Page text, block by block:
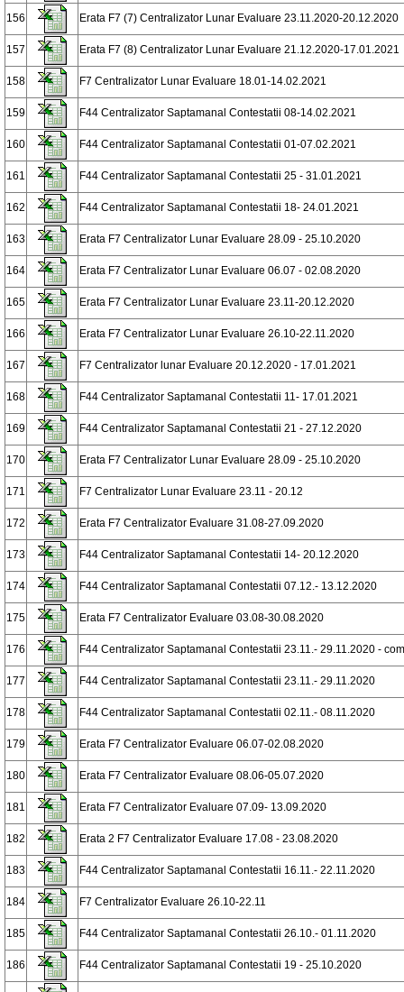
156 Erata F7 (7) Centralizator Lunar Evaluare 23.11.2020-20.12.2020
157 Erata F7 (8) Centralizator Lunar Evaluare 21.12.2020-17.01.2021
158 F7 Centralizator Lunar Evaluare 18.01-14.02.2021
159 F44 Centralizator Saptamanal Contestatii 08-14.02.2021
160 F44 Centralizator Saptamanal Contestatii 01-07.02.2021
161 F44 Centralizator Saptamanal Contestatii 25 - 31.01.2021
162 F44 Centralizator Saptamanal Contestatii 18- 24.01.2021
163 Erata F7 Centralizator Lunar Evaluare 28.09 - 25.10.2020
164 Erata F7 Centralizator Lunar Evaluare 06.07 - 02.08.2020
165 Erata F7 Centralizator Lunar Evaluare 23.11-20.12.2020
166 Erata F7 Centralizator Lunar Evaluare 26.10-22.11.2020
167 F7 Centralizator lunar Evaluare 20.12.2020 - 17.01.2021
168 F44 Centralizator Saptamanal Contestatii 11- 17.01.2021
169 F44 Centralizator Saptamanal Contestatii 21 - 27.12.2020
170 Erata F7 Centralizator Lunar Evaluare 28.09 - 25.10.2020
171 F7 Centralizator Lunar Evaluare 23.11 - 20.12
172 Erata F7 Centralizator Evaluare 31.08-27.09.2020
173 F44 Centralizator Saptamanal Contestatii 14- 20.12.2020
174 F44 Centralizator Saptamanal Contestatii 07.12.- 13.12.2020
175 Erata F7 Centralizator Evaluare 03.08-30.08.2020
176 F44 Centralizator Saptamanal Contestatii 23.11.- 29.11.2020 -
177 F44 Centralizator Saptamanal Contestatii 23.11.- 29.11.2020
178 F44 Centralizator Saptamanal Contestatii 02.11.- 08.11.2020
179 Erata F7 Centralizator Evaluare 06.07-02.08.2020
180 Erata F7 Centralizator Evaluare 08.06-05.07.2020
181 Erata F7 Centralizator Evaluare 07.09- 13.09.2020
182 Erata 2 F7 Centralizator Evaluare 17.08 - 23.08.2020
183 F44 Centralizator Saptamanal Contestatii 16.11.- 22.11.2020
184 F7 Centralizator Evaluare 26.10-22.11
185 F44 Centralizator Saptamanal Contestatii 26.10.- 01.11.2020
186 F44 Centralizator Saptamanal Contestatii 19 - 25.10.2020